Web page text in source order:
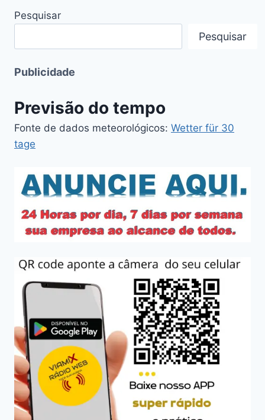
Pesquisar
Pesquisar
Publicidade
Previsão do tempo
Fonte de dados meteorológicos: Wetter für 30
tage